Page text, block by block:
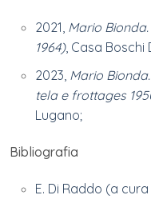
2021, Mario
1964), Casa Boschi
2023, Mario
tela e frottages
Lugano;
Bibliografia
E. Di Raddo (a cura